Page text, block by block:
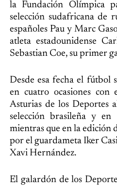
la Fundación Olímpica
selección sudafricana de
españoles Pau y Marc
atleta estadounidense
Sebastian Coe, su primer
Desde esa fecha el fútbol
en cuatro ocasiones con
Asturias de los Deportes
selección brasileña y
mientras que en la edición
por el guardameta Iker
Xavi Hernández.
El galardón de los